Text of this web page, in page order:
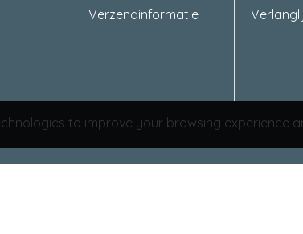
Verzendinformatie
to improve your browsing experience